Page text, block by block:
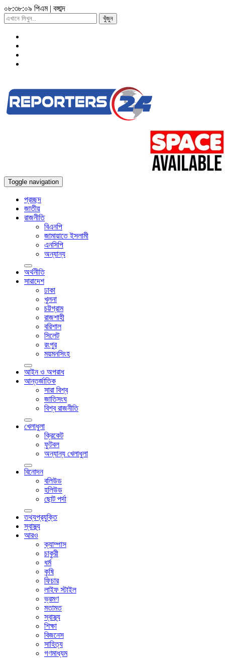
০৮:৩৮:০৯ পিএম| বঙ্গাব্দ
খুঁজুন
Toggle navigation
প্রচ্ছদ
জাতীয়
রাজনীতি
বিএনপি
জামায়াতে ইসলামী
এনসিপি
অন্যান্য
অর্থনীতি
সারাদেশ
ঢাকা
খুলনা
চট্টগ্রাম
রাজশাহী
বরিশাল
সিলেট
রংপুর
ময়মনসিংহ
আইন ও অপরাধ
আন্তর্জাতিক
সারা বিশ্ব
জাতিসংঘ
বিশ্ব রাজনীতি
খেলাধুলা
ক্রিকেট
ফুটবল
অন্যান্য খেলাধুলা
বিনোদন
বলিউড
হলিউড
ছোট পর্দা
তথ্যপ্রযুক্তি
স্বাস্থ্য
আরও
ক্যাম্পাস
চাকুরী
ধর্ম
কৃষি
ফিচার
লাইফ স্টাইল
ভ্রমণ
মতামত
স্বাস্থ্য
শিক্ষা
বিজনেস
সাহিত্য
গণমাধ্যম